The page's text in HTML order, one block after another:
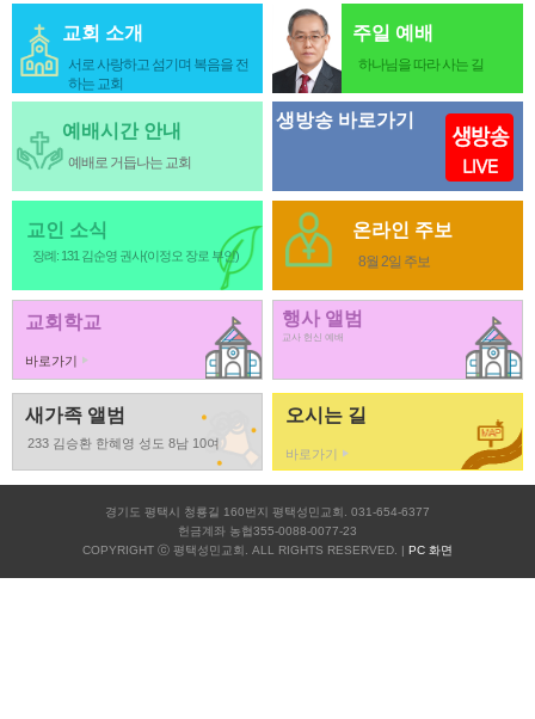
교회 소개
서로 사랑하고 섬기며 복음을 전
하는 교회
주일 예배
하나님을 따라 사는 길
예배시간 안내
예배로 거듭나는 교회
생방송 바로가기
교인 소식
장례: 131 김순영 권사(이정오 장로 부인)
온라인 주보
8월 2일 주보
교회학교
바로가기
행사 앨범
교사 헌신 예배
새가족 앨범
233 김승환 한혜영 성도 8남 10여
오시는 길
바로가기
경기도 평택시 청룡길 160번지 평택성민교회. 031-654-6377
헌금계좌 농협355-0088-0077-23
COPYRIGHT ⓒ 평택성민교회. ALL RIGHTS RESERVED. | PC 화면